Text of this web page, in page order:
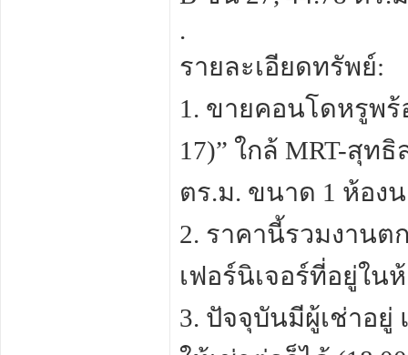
.
รายละเอียดทรัพย์:
1. ขายคอนโดหรูพร้
17)” ใกล้ MRT-สุท
ตร.ม. ขนาด 1 ห้อง
2. ราคานี้รวมงานต
เฟอร์นิเจอร์ที่อยู่ใน
3. ปัจจุบันมีผู้เช่าอยู่